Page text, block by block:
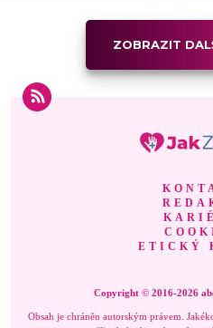
ZOBRAZIT
ETICKÝ
Copyright © 2016-2026
Obsah je chráněn autorským právem.